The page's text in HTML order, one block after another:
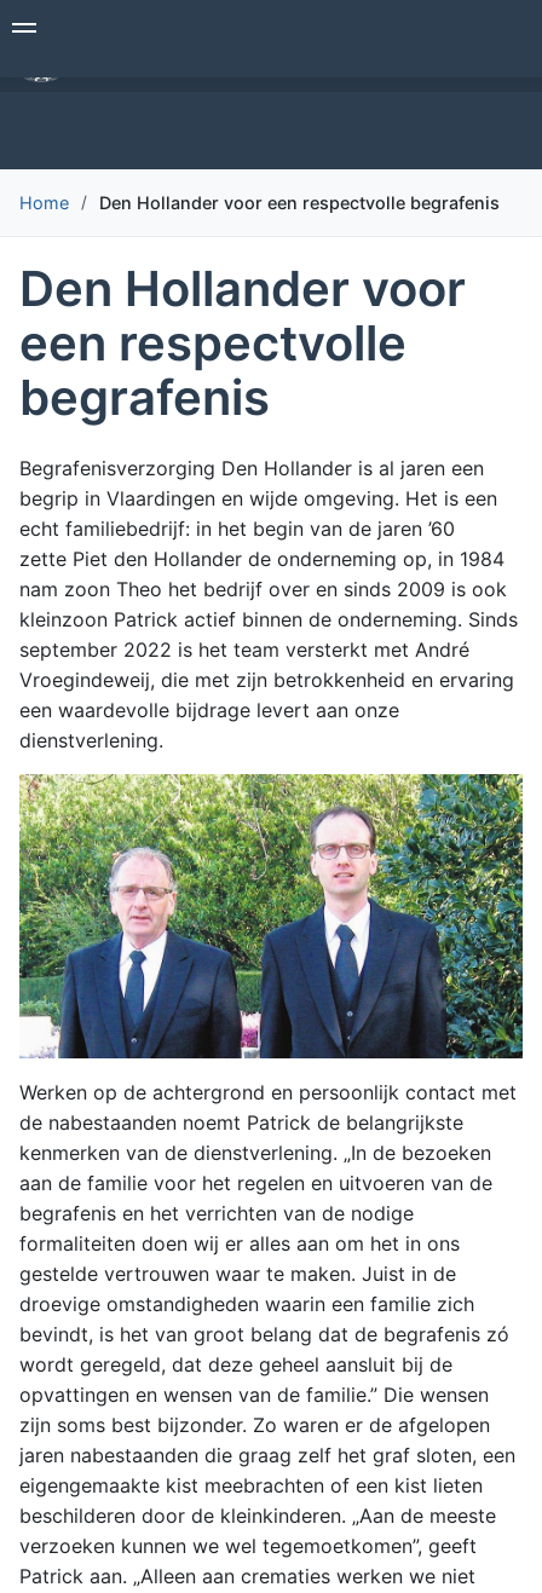
naar
gaan
Home Den Hollander voor een respectvolle begrafenis
Den Hollander voor
een respectvolle
begrafenis
Begrafenisverzorging Den Hollander is al jaren een
begrip in Vlaardingen en wijde omgeving. Het is een
echt familiebedrijf: in het begin van de jaren ’60
zette Piet den Hollander de onderneming op, in 1984
nam zoon Theo het bedrijf over en sinds 2009 is ook
kleinzoon Patrick actief binnen de onderneming. Sinds
september 2022 is het team versterkt met André
Vroegindeweij, die met zijn betrokkenheid en ervaring
een waardevolle bijdrage levert aan onze
dienstverlening.
Werken op de achtergrond en persoonlijk contact met
de nabestaanden noemt Patrick de belangrijkste
kenmerken van de dienstverlening. „In de bezoeken
aan de familie voor het regelen en uitvoeren van de
begrafenis en het verrichten van de nodige
formaliteiten doen wij er alles aan om het in ons
gestelde vertrouwen waar te maken. Juist in de
droevige omstandigheden waarin een familie zich
bevindt, is het van groot belang dat de begrafenis zó
wordt geregeld, dat deze geheel aansluit bij de
opvattingen en wensen van de familie.” Die wensen
zijn soms best bijzonder. Zo waren er de afgelopen
jaren nabestaanden die graag zelf het graf sloten, een
eigengemaakte kist meebrachten of een kist lieten
beschilderen door de kleinkinderen. „Aan de meeste
verzoeken kunnen we wel tegemoetkomen”, geeft
Patrick aan. „Alleen aan crematies werken we niet